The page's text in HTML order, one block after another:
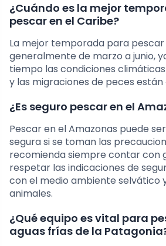
¿Cuándo es la mejor
pescar en el Caribe?
La mejor temporada para pescar
generalmente de marzo a junio,
tiempo las condiciones
y las migraciones de peces están
¿Es seguro pescar en el
Pescar en el Amazonas puede
segura si se toman las
recomienda siempre contar con
respetar las indicaciones de
con el medio ambiente selvático
animales.
¿Qué equipo es vital para
aguas frías de la